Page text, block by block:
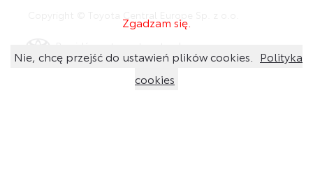
Zgadzam się.
Nie, chcę przejść do ustawień plików cookies.
Polityka
cookies